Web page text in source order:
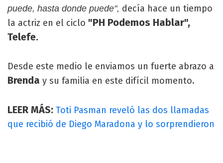
puede, hasta donde puede", decía hace un tiempo
la actriz en el ciclo "PH Podemos Hablar",
Telefe.
Desde este medio le enviamos un fuerte abrazo a
Brenda y su familia en este difícil momento.
LEER MÁS: Toti Pasman reveló las dos llamadas
que recibió de Diego Maradona y lo sorprendieron